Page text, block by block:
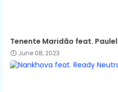
Tenente Maridão feat.
June 08, 2023